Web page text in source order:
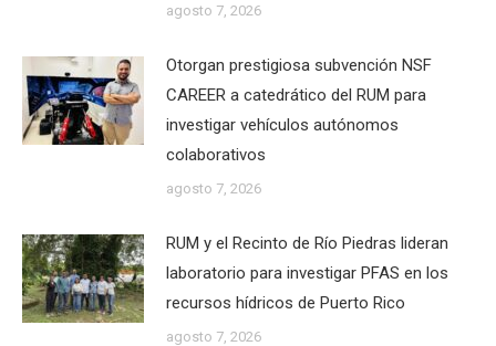
agosto 7, 2026
Otorgan prestigiosa subvención NSF
CAREER a catedrático del RUM para
investigar vehículos autónomos
colaborativos
agosto 7, 2026
RUM y el Recinto de Río Piedras lideran
laboratorio para investigar PFAS en los
recursos hídricos de Puerto Rico
agosto 7, 2026